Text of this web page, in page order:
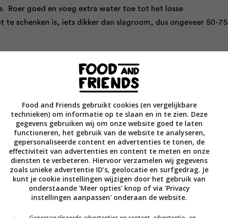
Roer goed en voeg extra water toe tot het losse
te schenken is, iets dikker dan slagroom, dus ongeveer 50-75
koekenpan met antiaanbaklaag op middelhoog vuur en
klein beetje olie in. Als deze heet is, schenk je een vierde van
midden van de pan. Verspreid het beslag met de achterkant
de bodem van de pan tot je een cirkel hebt van ongeveer 20
minuten zachtjes bakken en maak de pannenkoek met een
de bodem. De onderkant moet gestold, maar nog niet bruin
de andere kant ongeveer een minuut tot alles is gestold. Laat
om af te laten koelen en herhaal met de rest van het beslag.
smaken het best als ze zijn afgekoeld. Vul ze flink met al
hebt, zoals blaadjes sla, olijven en een
chutney of mayonaise (probeer de avocadomayo op blz. 172)
Food and Friends gebruikt cookies (en vergelijkbare
technieken) om informatie op te slaan en in te zien. Deze
gegevens gebruiken wij om onze website goed te laten
functioneren, het gebruik van de website te analyseren,
gepersonaliseerde content en advertenties te tonen, de
effectiviteit van advertenties en content te meten en onze
diensten te verbeteren. Hiervoor verzamelen wij gegevens
zoals unieke advertentie ID’s, geolocatie en surfgedrag. Je
kunt je cookie instellingen wijzigen door het gebruik van
onderstaande 'Meer opties' knop of via 'Privacy
instellingen aanpassen' onderaan de website.